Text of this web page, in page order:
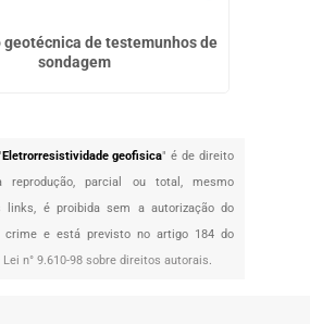
geotécnica de testemunhos de
sondagem
Eletrorresistividade geofisica" é de direito
reprodução, parcial ou total, mesmo
links, é proibida sem a autorização do
crime e está previsto no artigo 184 do
Lei n° 9.610-98 sobre direitos autorais.